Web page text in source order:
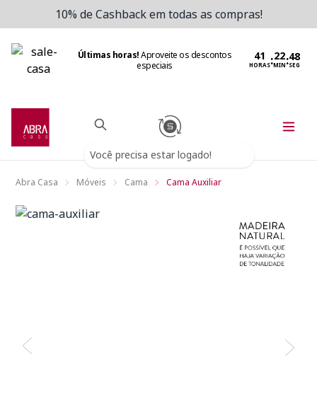
10% de Cashback em todas as compras!
Últimas horas!Aproveite os descontos
especiais
HORAS:MIN:SEG
Você precisa estar logado!
Abra Casa Móveis Cama Cama Auxiliar